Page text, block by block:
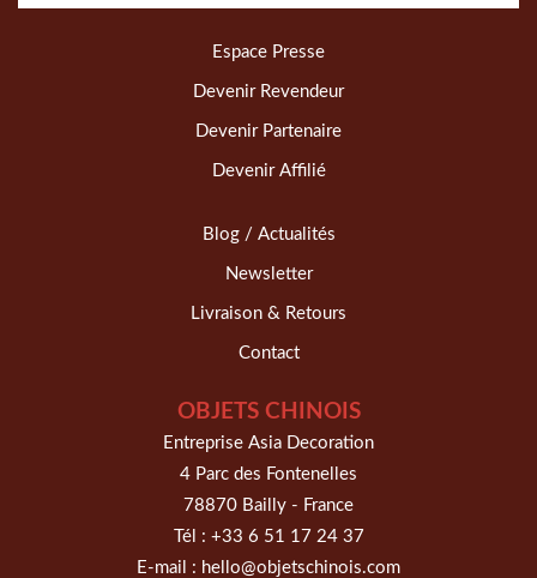
Espace Presse
Devenir Revendeur
Devenir Partenaire
Devenir Affilié
Blog / Actualités
Newsletter
Livraison & Retours
Contact
OBJETS CHINOIS
Entreprise Asia Decoration
4 Parc des Fontenelles
78870 Bailly - France
Tél : +33 6 51 17 24 37
E-mail : hello@objetschinois.com